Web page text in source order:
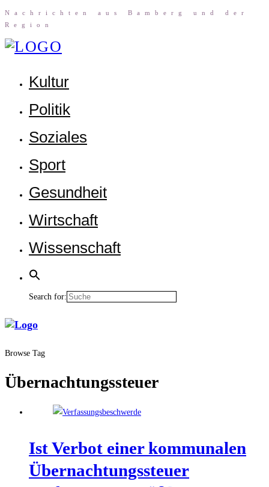
Nach­rich­ten aus Bam­berg und der
Region
Kul­tur
Poli­tik
Sozia­les
Sport
Gesund­heit
Wirt­schaft
Wis­sen­schaft
Search for:
Browse Tag
Übernachtungssteuer
Ist Ver­bot einer kom­mu­na­len
Über­nach­tungs­steu­er